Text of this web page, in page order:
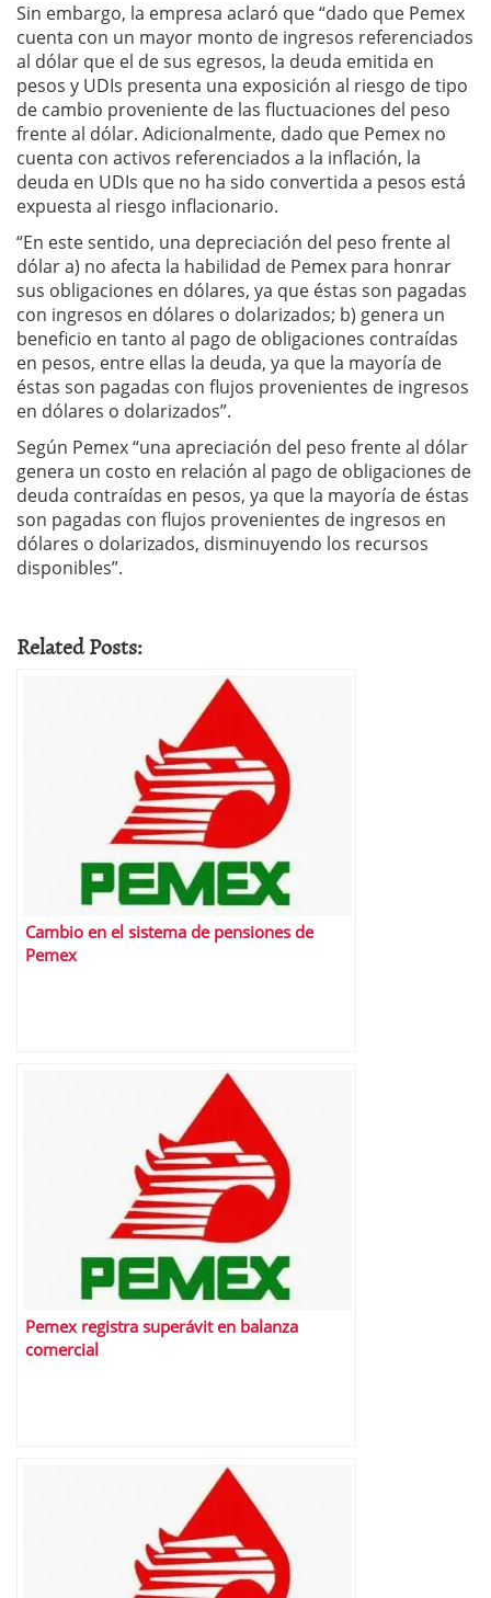
Sin embargo, la empresa aclaró que “dado que Pemex
cuenta con un mayor monto de ingresos referenciados
al dólar que el de sus egresos, la deuda emitida en
pesos y UDIs presenta una exposición al riesgo de tipo
de cambio proveniente de las fluctuaciones del peso
frente al dólar. Adicionalmente, dado que Pemex no
cuenta con activos referenciados a la inflación, la
deuda en UDIs que no ha sido convertida a pesos está
expuesta al riesgo inflacionario.
“En este sentido, una depreciación del peso frente al
dólar a) no afecta la habilidad de Pemex para honrar
sus obligaciones en dólares, ya que éstas son pagadas
con ingresos en dólares o dolarizados; b) genera un
beneficio en tanto al pago de obligaciones contraídas
en pesos, entre ellas la deuda, ya que la mayoría de
éstas son pagadas con flujos provenientes de ingresos
en dólares o dolarizados”.
Según Pemex “una apreciación del peso frente al dólar
genera un costo en relación al pago de obligaciones de
deuda contraídas en pesos, ya que la mayoría de éstas
son pagadas con flujos provenientes de ingresos en
dólares o dolarizados, disminuyendo los recursos
disponibles”.
Related Posts:
Cambio en el sistema de pensiones de
Pemex
Pemex registra superávit en balanza
comercial